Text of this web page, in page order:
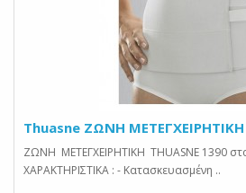
Thuasne ΖΩΝΗ
ΖΩΝΗ ΜΕΤΕΓΧΕΙΡΗΤΙΚΗ THUASNE 1390
ΧΑΡΑΚΤΗΡΙΣΤΙΚΑ : - Κατασκευασμένη ..